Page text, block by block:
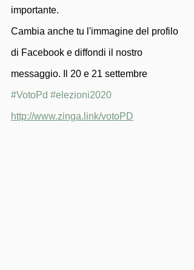
importante.
Cambia anche tu l'immagine del profilo
di Facebook e diffondi il nostro
messaggio. Il 20 e 21 settembre
#VotoPd #elezioni2020
http://www.zinga.link/votoPD